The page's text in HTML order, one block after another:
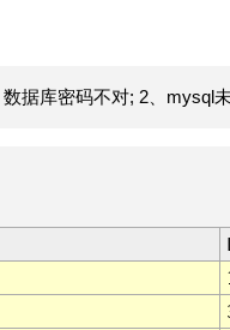
据库密码不对; 2、mysql未